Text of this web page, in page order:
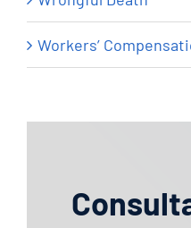
Workers’